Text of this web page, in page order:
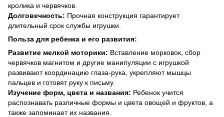
кролика и червячков.
Долговечность: Прочная конструкция гарантирует
длительный срок службы игрушки.
Польза для ребенка и его развития:
Развитие мелкой моторики: Вставление морковок, сбор
червячков магнитом и другие манипуляции с игрушкой
развивают координацию глаза-рука, укрепляют мышцы
пальцев и готовят руку к письму.
Изучение форм, цвета и названия: Ребенок учится
распознавать различные формы и цвета овощей и фруктов, а
также запоминает их названия.